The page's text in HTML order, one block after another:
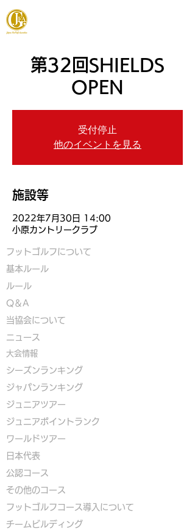
第32回SHIELDS
OPEN
受付停止
他のイベントを見る
施設等
2022年7月30日 14:00
小原カントリークラブ
フットゴルフについて
基本ルール
ルール
Q＆A
​当協会について
​ニュース
大会情報
シーズンランキング
ジャパンランキング
ジュニアツアー
ジュニアポイントランク
​ワールドツアー
​​日本代表
公認コース
​その他のコース
​ フットゴルフコース導入について
​チームビルディング